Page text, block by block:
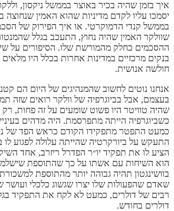
איך בזמן שהיה בכיר באוצר בממשל ניקסון,
יסמכו עליו לקדם מדיניות שהוא האמין
בממשל קנדי הדמוקרטי. או איך הפירוק של
שוולקר האמין שהיה נחוץ, התעכב בגלל
ההסכמים כחלק מהמורשת שלו. הסיפורים על
בנקים מרכזיים במדינות אחרות בכלל היו
חולשה אנושית.
אנחנו נוטים לחשוב שהמנהיגים של היום הם
בעצמם, אבל בביוגרפיה של וולקר רואים שזה
שהיה טוויטר היו פשוט שומעים על זה פחות,
כשביוגרפיה הייתה מתפרסמת. היה מדהים
כמעט התפטר מתפקידו הקודם כראש הפד של
התעקש על ביורקרטיה שהייתה עלולה לפגוע
הציע לו את תפקיד יו״ר הפדרל ריזרב, אחד
הוא השיחות עם אשתו על כך שהתוספת
בוושינגטון תהיה גבוהה יותר מהתוספת
שאדם שהפעולות שלו יצרו שגשוג כלכלי ועושר
רבים של דולרים, כמעט לא לקח את התפקיד
דולרים בחודש.